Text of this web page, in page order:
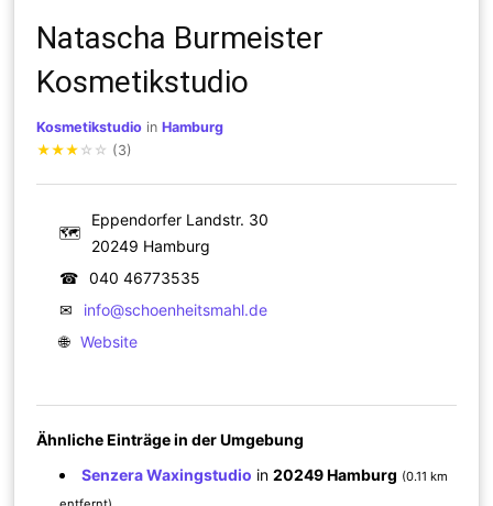
Natascha Burmeister
Kosmetikstudio
Kosmetikstudio inHamburg
★★★ ☆ ☆ (3)
🗺
Eppendorfer Landstr. 30
20249 Hamburg
☎
040 46773535
✉
info@schoenheitsmahl.de
🌐 Website
Ähnliche Einträge in der Umgebung
Senzera Waxingstudio in20249 Hamburg (0.11 km